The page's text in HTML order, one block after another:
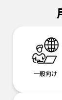
一般向け